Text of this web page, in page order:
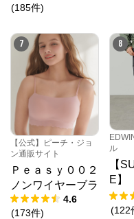
(185件)
7
【公式】ピーチ・ジョ
ン通販サイト
Ｐｅａｓｙ００２
ノンワイヤーブラ
4.6
(173件)
8
ル
【
E】
ズペ
(122
※外部
クロスプラス　オ
N.O.R.C (ノーク)、
ダ) 、ATSURO
ALPHA CUBIC (ア
(デコイ)、Petit
DERMASHARE (ダ
大人女子ブランドを
インナップ。
レディースファッシ
豊かにするオリジナ